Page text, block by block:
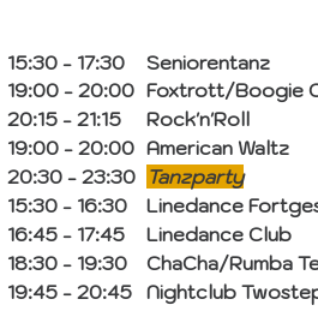
15:30 - 17:30
Seniorentanz
19:00 - 20:00 Foxtrott/Boogie
20:15 - 21:15
Rock'n'Roll
19:00 - 20:00 American Waltz
20:30 - 23:30 Tanzparty
15:30 - 16:30
Linedance
16:45 - 17:45
Linedance Club
18:30 - 19:30
ChaCha/Rumba
19:45 - 20:45 Nightclub